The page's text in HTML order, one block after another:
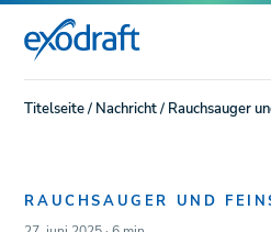
Titelseite/ Nachricht/ Rauchsauger
RAUCHSAUGER UND